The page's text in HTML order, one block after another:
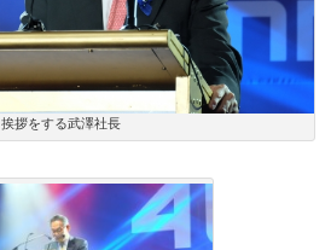
挨拶をする武澤社長